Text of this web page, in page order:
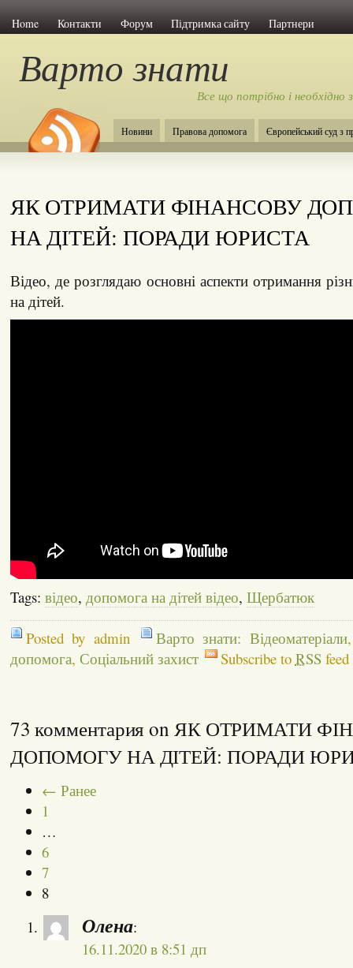
Home Контакти Форум Підтримка сайту Партнери
Варто знати
Все що потрібно і
Новини Правова допомога Європейський суд з
ЯК ОТРИМАТИ ФІНАНСОВУ
НА ДІТЕЙ: ПОРАДИ ЮРИСТА
Відео, де розглядаю основні аспекти отримання
на дітей.
Tags: відео, допомога на дітей відео, Щербатюк
Posted by admin Варто знати: Відеоматеріали
допомога, Соціальний захист Subscribe to RSSfeed
73 комментария on ЯК ОТРИМАТИ
ДОПОМОГУ НА ДІТЕЙ: ПОРАДИ
← Ранее
1
…
6
7
8
Олена:
16.11.2020 в 8:51 дп